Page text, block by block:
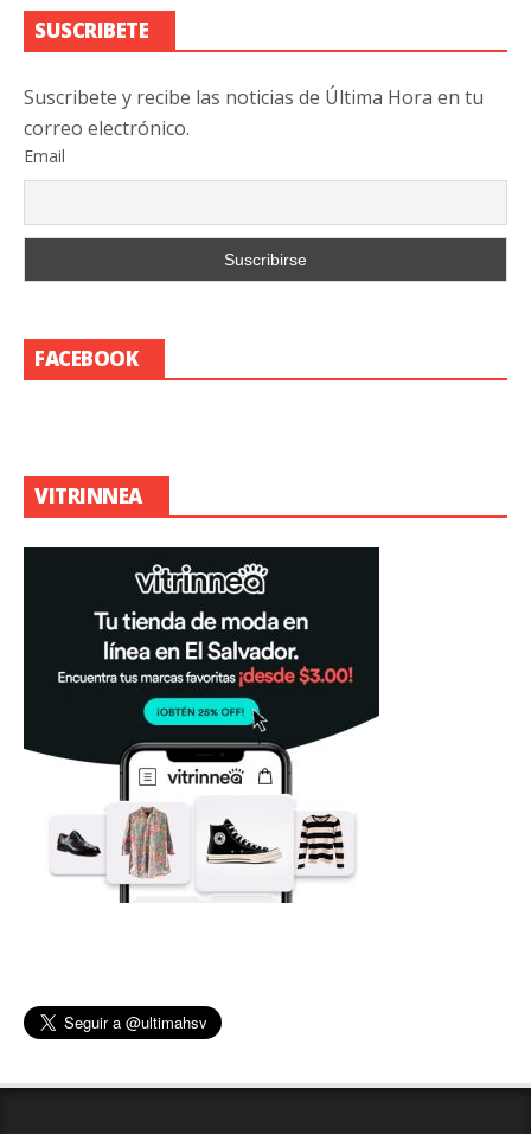
SUSCRIBETE
Suscribete y recibe las noticias de Última Hora en tu
correo electrónico.
Email
FACEBOOK
VITRINNEA